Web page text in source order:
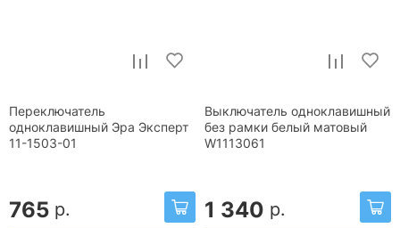
Переключатель
одноклавишный Эра Эксперт
11-1503-01
765 р.
Выключатель одноклавишный
без рамки белый матовый
W1113061
1 340 р.